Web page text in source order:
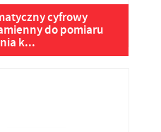
cyfrowy
do pomiaru
k...